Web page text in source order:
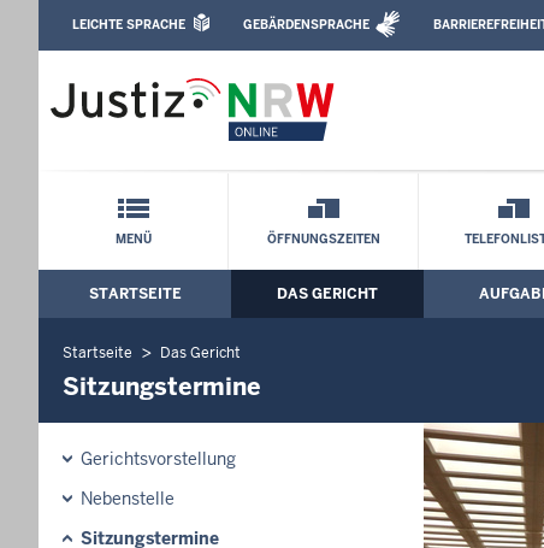
Landgericht Münster: Sitzungstermine
Leichte Sprache, Gebärdensprachenvideo
LEICHTE SPRACHE GEBÄRDENSPRACHE
Schnellnavigation mit Volltext-Suche
MENÜ ÖFFNUNGSZEITEN
Hauptmenü: Hauptnavigation
STARTSEITE DAS GERICHT
Startseite Das Gericht
Sitzungstermine
Gerichtsvorstellung
Nebenstelle
Sitzungstermine